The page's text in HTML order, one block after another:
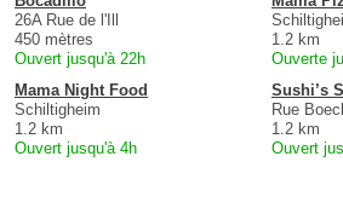
26A Rue de l'Ill
450 mètres
Ouvert jusqu'à 22h
1.2 km
Ouverte
Mama Night Food
Schiltigheim
1.2 km
Ouvert jusqu'à 4h
Sushi’s
Rue
1.2 km
Ouvert